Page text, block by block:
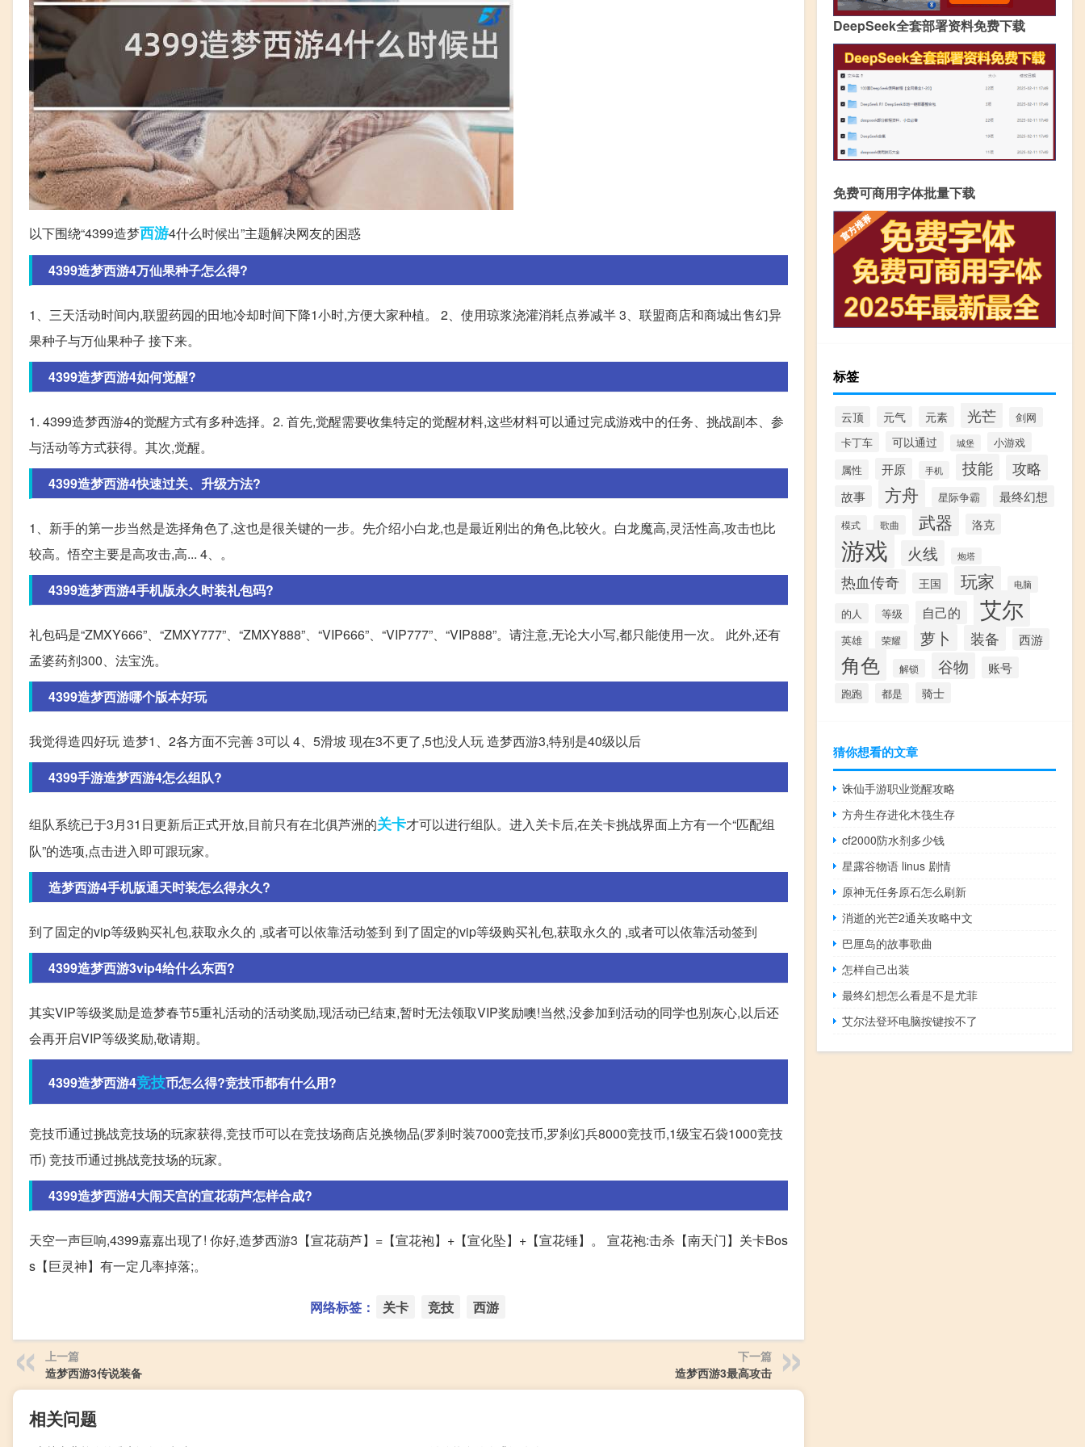
以下围绕“4399造梦西游4什么时候出”主题解决网友的困惑
4399造梦西游4万仙果种子怎么得?
1、三天活动时间内,联盟药园的田地冷却时间下降1小时,方便大家种植。 2、使用琼浆浇灌消耗点券减半 3、联盟商店和商城出售幻异
果种子与万仙果种子 接下来。
4399造梦西游4如何觉醒?
1. 4399造梦西游4的觉醒方式有多种选择。2. 首先,觉醒需要收集特定的觉醒材料,这些材料可以通过完成游戏中的任务、挑战副本、参
与活动等方式获得。其次,觉醒。
4399造梦西游4快速过关、升级方法?
1、新手的第一步当然是选择角色了,这也是很关键的一步。先介绍小白龙,也是最近刚出的角色,比较火。白龙魔高,灵活性高,攻击也比
较高。悟空主要是高攻击,高... 4、。
4399造梦西游4手机版永久时装礼包码?
礼包码是“ZMXY666”、“ZMXY777”、“ZMXY888”、“VIP666”、“VIP777”、“VIP888”。请注意,无论大小写,都只能使用一次。 此外,还有
孟婆药剂300、法宝洗。
4399造梦西游哪个版本好玩
我觉得造四好玩 造梦1、2各方面不完善 3可以 4、5滑坡 现在3不更了,5也没人玩 造梦西游3,特别是40级以后
4399手游造梦西游4怎么组队?
组队系统已于3月31日更新后正式开放,目前只有在北俱芦洲的关卡才可以进行组队。进入关卡后,在关卡挑战界面上方有一个“匹配组
队”的选项,点击进入即可跟玩家。
造梦西游4手机版通天时装怎么得永久?
到了固定的vip等级购买礼包,获取永久的 ,或者可以依靠活动签到 到了固定的vip等级购买礼包,获取永久的 ,或者可以依靠活动签到
4399造梦西游3vip4给什么东西?
其实VIP等级奖励是造梦春节5重礼活动的活动奖励,现活动已结束,暂时无法领取VIP奖励噢!当然,没参加到活动的同学也别灰心,以后还
会再开启VIP等级奖励,敬请期。
4399造梦西游4竞技币怎么得?竞技币都有什么用?
竞技币通过挑战竞技场的玩家获得,竞技币可以在竞技场商店兑换物品(罗刹时装7000竞技币,罗刹幻兵8000竞技币,1级宝石袋1000竞技
币) 竞技币通过挑战竞技场的玩家。
4399造梦西游4大闹天宫的宣花葫芦怎样合成?
天空一声巨响,4399嘉嘉出现了! 你好,造梦西游3【宣花葫芦】=【宣花袍】+【宣化坠】+【宣花锤】。 宣花袍:击杀【南天门】关卡Bos
s【巨灵神】有一定几率掉落;。
网络标签： 关卡 竞技 西游
上一篇
造梦西游3传说装备
下一篇
造梦西游3最高攻击
相关问题
DeepSeek全套部署资料免费下载
免费可商用字体批量下载
标签
云顶 元气 元素 光芒
剑网
卡丁车
可以通过 城堡
小游戏
属性
开原 手机 技能 攻略
故事 方舟 星际争霸 最终幻想
模式 歌曲 武器 洛克
游戏 火线 炮塔
热血传奇 王国 玩家 电脑
的人 等级 自己的 艾尔
英雄 荣耀 萝卜 装备 西游
角色 解锁 谷物 账号
跑跑 都是 骑士
猜你想看的文章
诛仙手游职业觉醒攻略
方舟生存进化木筏生存
cf2000防水剂多少钱
星露谷物语 linus 剧情
原神无任务原石怎么刷新
消逝的光芒2通关攻略中文
巴厘岛的故事歌曲
怎样自己出装
最终幻想怎么看是不是尤菲
艾尔法登环电脑按键按不了